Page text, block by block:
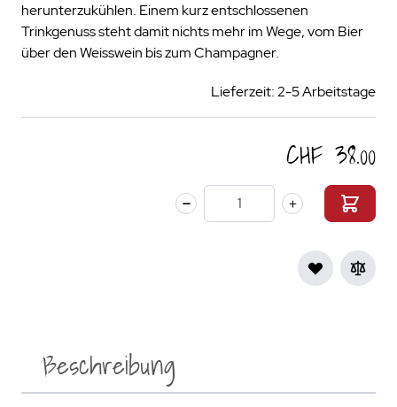
herunterzukühlen. Einem kurz entschlossenen
Trinkgenuss steht damit nichts mehr im Wege, vom Bier
über den Weisswein bis zum Champagner.
Lieferzeit: 2-5 Arbeitstage
CHF 38.00
Menge
Beschreibung